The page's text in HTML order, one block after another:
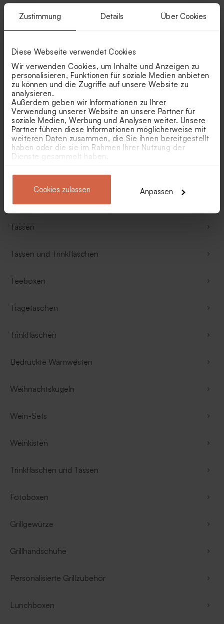
Zustimmung Details Über Cookies
Diese Webseite verwendet Cookies
Wir verwenden Cookies, um Inhalte und Anzeigen zu
personalisieren, Funktionen für soziale Medien anbieten
zu können und die Zugriffe auf unsere Website zu
analysieren.
Außerdem geben wir Informationen zu Ihrer
Verwendung unserer Website an unsere Partner für
soziale Medien, Werbung und Analysen weiter. Unsere
Partner führen diese Informationen möglicherweise mit
weiteren Daten zusammen, die Sie ihnen bereitgestellt
haben oder die sie im Rahmen Ihrer Nutzung der
Dienste gesammelt haben.
Cookies zulassen Anpassen
Messleisten
Poster
Schlüsselanhänger
Schneekugeln
Schneidebretter
Seifenspender
Tassen
Tassen und Trinkflaschen
Teeboxen
Tragetaschen
Trinkflaschen
Bedruckte Warnwesten
Weihnachtskugeln
Wein-Sets
Weinkisten
Trinkflaschen und Tassen
Fotoboxen
Grillgewürze
Grillhandschuhe
Personalisierte Grillzubehör
Lunchboxen